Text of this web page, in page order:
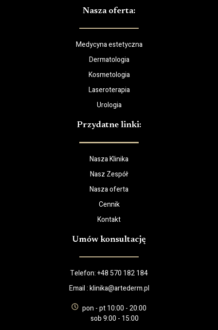
Nasza oferta:
Medycyna estetyczna
Dermatologia
Kosmetologia
Laseroterapia
Urologia
Przydatne linki:
Nasza Klinika
Nasz Zespół
Nasza oferta
Cennik
Kontakt
Umów konsultację
Telefon:+48 570 182 184
Email :klinika@artederm.pl
pon - pt 10:00 - 20:00
sob 9:00 - 15:00